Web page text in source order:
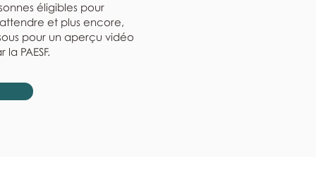
éligibles pour
et plus encore,
pour un aperçu vidéo
PAESF.